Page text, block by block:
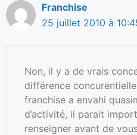
Franchise
25 juillet 2010 à
Non, il y a de vrais
différence
franchise a envahi
d’activité, il parait
renseigner avant de